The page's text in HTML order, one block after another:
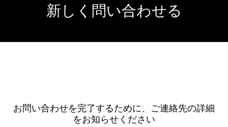
新しく問い合わせる
お問い合わせを完了するために、ご連絡先の詳細
をお知らせください